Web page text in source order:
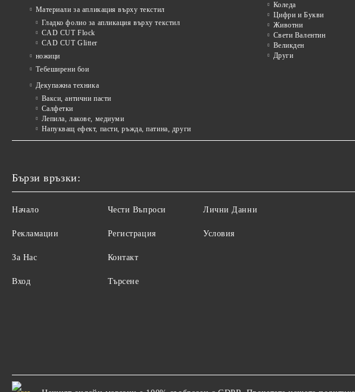
Материали за апликация върху текстил
Гладко фолио за апликация върху текстил
CAD CUT Flock
CAD CUT Glitter
ножици
Тебеширени бои
Декупажна техника
Вакси, антични пасти
Салфетки
Лепила, лакове, медиуми
Напукващ ефект, пасти, ръжда, патина, други
Коледа
Цифри и Букви
Животни
Свети Валентин
Великден
Други
Бързи връзки:
Начало
Рекламации
За Нас
Вход
Чести Въпроси
Регистрация
Контакт
Търсене
Лични Данни
Условия